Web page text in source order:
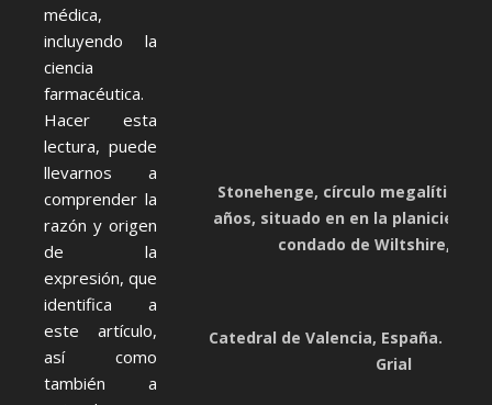
médica,
incluyendo la
ciencia
farmacéutica.
Hacer esta
lectura, puede
llevarnos a
comprender la
razón y origen
de la
expresión, que
identifica a
este artículo,
así como
también a
Stonehenge, círculo megalítico de
años, situado en en la planicie de
condado de Wiltshire,
Catedral de Valencia, España.
Grial